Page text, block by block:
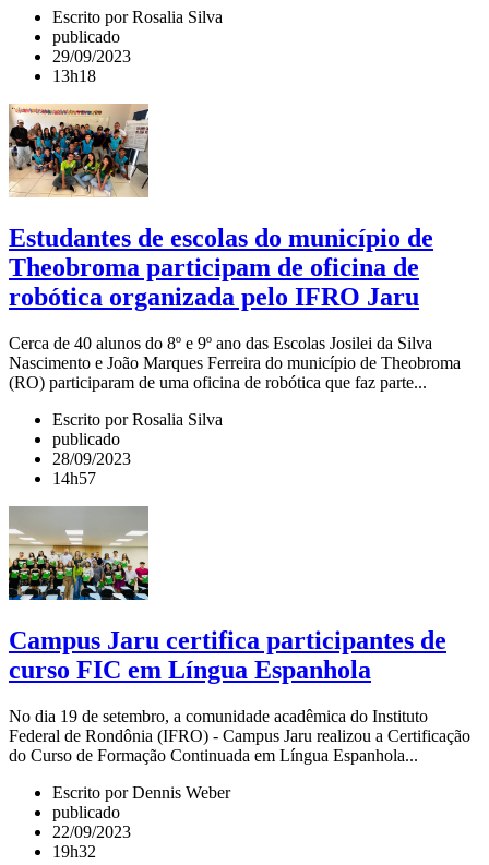
Escrito por Rosalia Silva
publicado
29/09/2023
13h18
Estudantes de escolas do município de
Theobroma participam de oficina de
robótica organizada pelo IFRO Jaru
Cerca de 40 alunos do 8º e 9º ano das Escolas Josilei da Silva
Nascimento e João Marques Ferreira do município de Theobroma
(RO) participaram de uma oficina de robótica que faz parte...
Escrito por Rosalia Silva
publicado
28/09/2023
14h57
Campus Jaru certifica participantes de
curso FIC em Língua Espanhola
No dia 19 de setembro, a comunidade acadêmica do Instituto
Federal de Rondônia (IFRO) - Campus Jaru realizou a Certificação
do Curso de Formação Continuada em Língua Espanhola...
Escrito por Dennis Weber
publicado
22/09/2023
19h32